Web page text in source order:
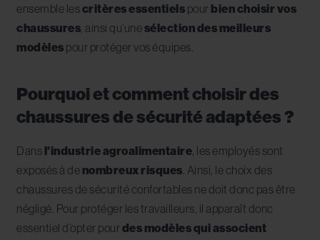
ensemble lescritères essentiels pour bien choisir vos
chaussures , ainsi qu’unesélection des meilleurs
modèles pour protéger vos équipes.
Pourquoi et comment choisir des
chaussures de sécurité adaptées ?
Dans l’industrie agroalimentaire , les employés sont
exposés à de nombreux risques . Ainsi, le choix des
chaussures de sécurité confortables ne doit donc pas être
négligé. Pour protéger les travailleurs, il apparaît donc
essentiel d’opter pourdes modèles qui associent